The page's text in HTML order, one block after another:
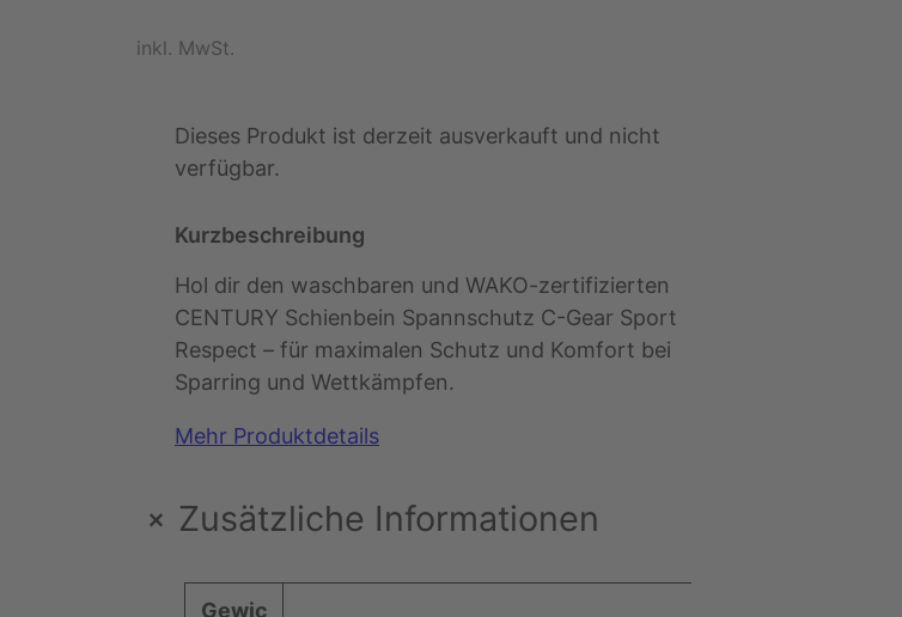
inkl. MwSt.
Dieses Produkt ist derzeit ausverkauft und nicht
verfügbar.
Kurzbeschreibung
Hol dir den waschbaren und WAKO-zertifizierten
CENTURY Schienbein Spannschutz C-Gear Sport
Respect – für maximalen Schutz und Komfort bei
Sparring und Wettkämpfen.
Mehr Produktdetails
+ Zusätzliche Informationen
E
Gewic